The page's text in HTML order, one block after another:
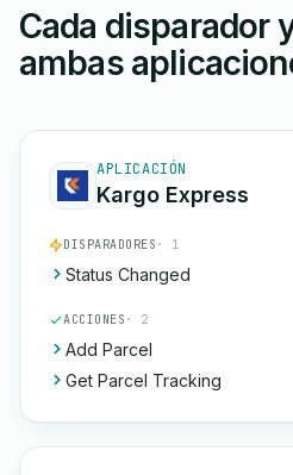
Cada disparador
ambas
APLICACIÓN
Kargo Express
DISPARADORES · 1
Status Changed
ACCIONES · 2
Add Parcel
Get Parcel Tracking